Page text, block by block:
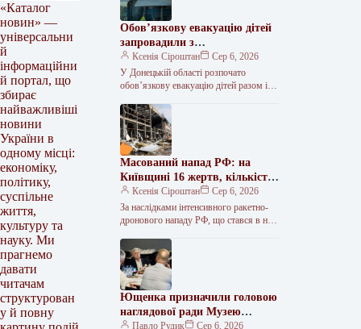
«Каталог
новин» —
універсальни
й
інформаційни
й портал, що
збирає
найважливіші
новини
України в
одному місці:
економіку,
політику,
суспільне
життя,
культуру та
науку. Ми
прагнемо
давати
читачам
структурован
у й повну
Обов’язкову евакуацію дітей
запровадили з
найнебезпечніших зон
Краматорська та двох сусідніх
селищ.
Ксенія Сіроштан
Сер 6, 2026
У Донецькій області розпочато
обов’язкову евакуацію дітей разом із
Красноторка та Біленьке, а також
найбільш вразливих…
Масований напад РФ: на
Київщині 16 жертв, кількість
поранених сягнула 36
Ксенія Сіроштан
Сер 6, 2026
За наслідками інтенсивного ракетно-
дронового нападу РФ, що стався в ніч
зафіксовано 36 поранених, 16 людей…
Ющенка призначили головою
наглядової ради Музею
Голодомору
Павло Рудик Сер 6, 2026